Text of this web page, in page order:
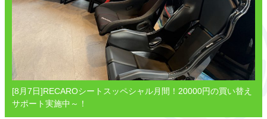
[8月7日]RECAROシートスッペシャル月間！20000円の買い替え
サポート実施中～！